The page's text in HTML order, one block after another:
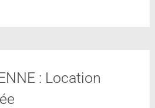
: Location